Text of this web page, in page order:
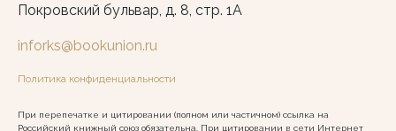
Покровский бульвар, д. 8, стр. 1А
inforks@bookunion.ru
Политика конфиденциальности
При перепечатке и цитировании (полном или частичном) ссылка на
Российский книжный союз обязательна. При цитировании в сети Интернет